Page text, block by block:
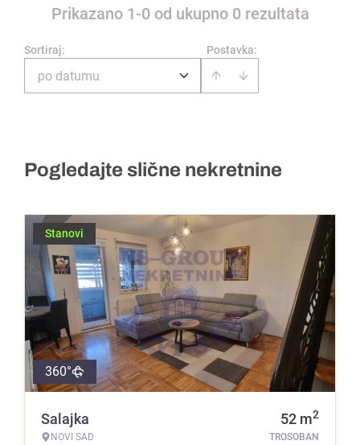
Prikazano 1-0 od ukupno 0 rezultata
Postavka:
Sortiraj:
po datumu
Pogledajte slične nekretnine
Stanovi
360°
Salajka
NOVI SAD
52 m2
TROSOBAN